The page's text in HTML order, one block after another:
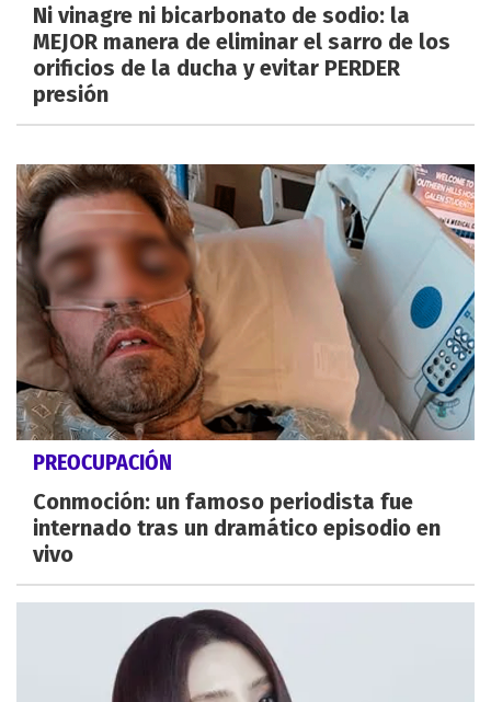
Ni vinagre ni bicarbonato de sodio: la
MEJOR manera de eliminar el sarro de los
orificios de la ducha y evitar PERDER
presión
PREOCUPACIÓN
Conmoción: un famoso periodista fue
internado tras un dramático episodio en
vivo